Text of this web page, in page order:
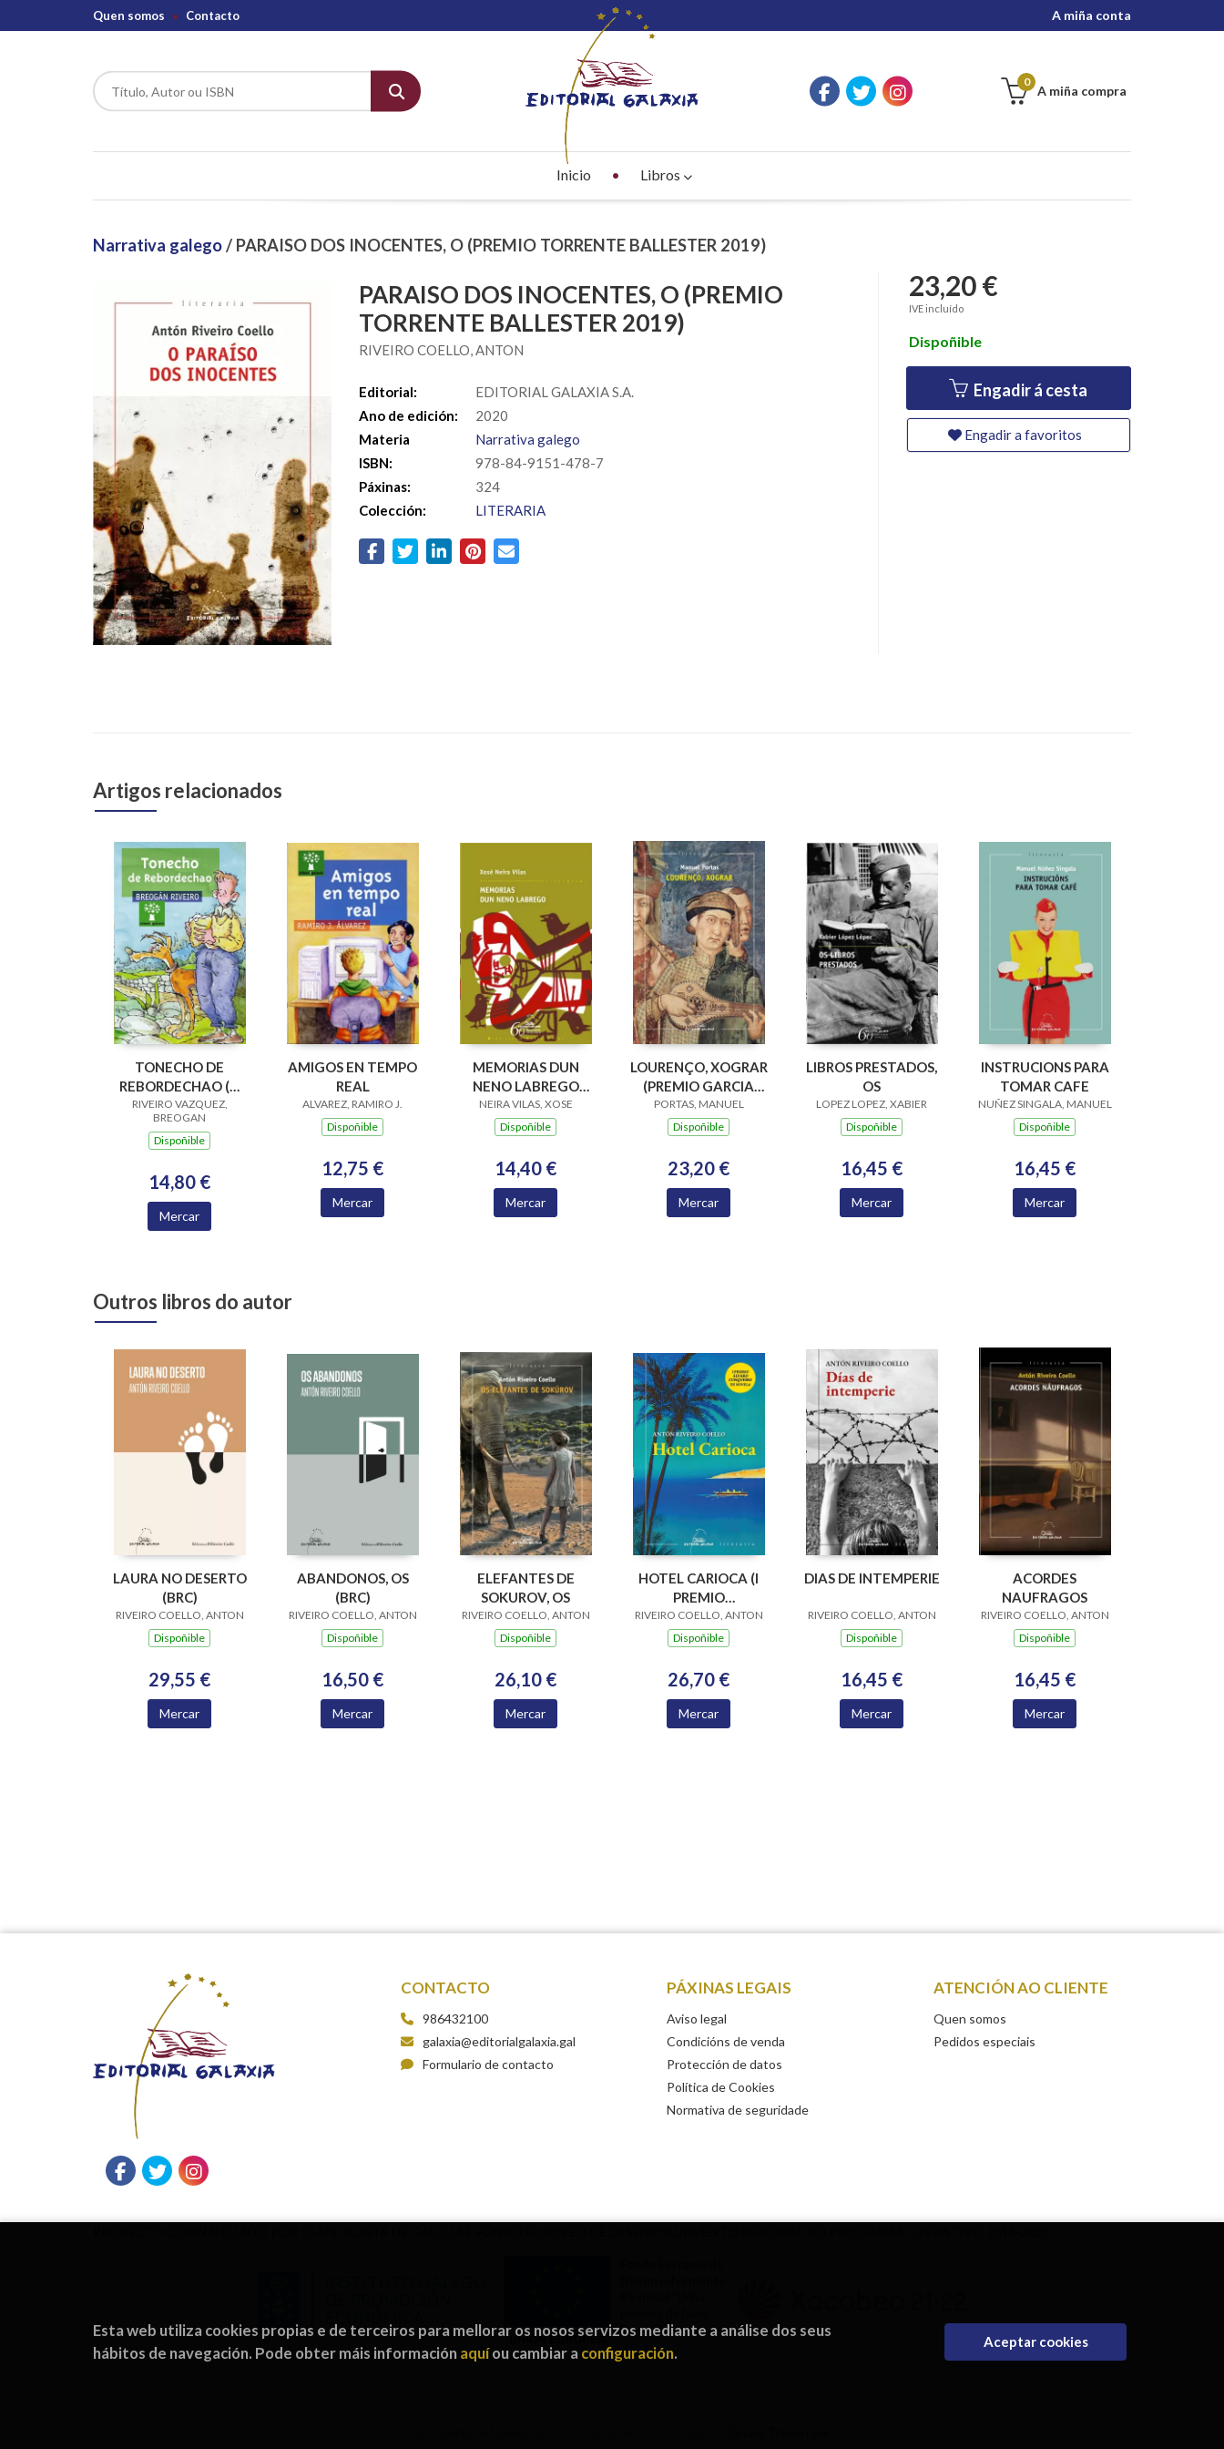
A miña conta
Quen somos Contacto
A miña compra
0
Inicio Libros
Narrativa galego/ PARAISO DOS INOCENTES, O (PREMIO TORRENTE BALLESTER 2019)
PARAISO DOS INOCENTES, O (PREMIO
TORRENTE BALLESTER 2019)
RIVEIRO COELLO, ANTON
Editorial:
EDITORIAL GALAXIA S.A.
Ano de edición:
2020
Materia
Narrativa galego
ISBN:
978-84-9151-478-7
Páxinas:
324
Colección:
LITERARIA
23,20 €
IVE incluído
Dispoñible
Engadir á cesta
Engadir a favoritos
Artigos relacionados
TONECHO DE
REBORDECHAO (V
PREMIO RAIÑA LUPA
2004)
RIVEIRO VAZQUEZ,
BREOGAN
Dispoñible
14,80 €
Mercar
AMIGOS EN TEMPO
REAL
ALVAREZ, RAMIRO J.
Dispoñible
12,75 €
Mercar
MEMORIAS DUN
NENO LABREGO
(B.N.VILAS)
NEIRA VILAS, XOSE
Dispoñible
14,40 €
Mercar
LOURENÇO, XOGRAR
(PREMIO GARCIA
BARROS 2015)
PORTAS, MANUEL
Dispoñible
23,20 €
Mercar
LIBROS PRESTADOS,
OS
LOPEZ LOPEZ, XABIER
Dispoñible
16,45 €
Mercar
INSTRUCIONS PARA
TOMAR CAFE
NUÑEZ SINGALA, MANUEL
Dispoñible
16,45 €
Mercar
Outros libros do autor
LAURA NO DESERTO
(BRC)
RIVEIRO COELLO, ANTON
Dispoñible
29,55 €
Mercar
ABANDONOS, OS
(BRC)
RIVEIRO COELLO, ANTON
Dispoñible
16,50 €
Mercar
ELEFANTES DE
SOKUROV, OS
RIVEIRO COELLO, ANTON
Dispoñible
26,10 €
Mercar
HOTEL CARIOCA (I
PREMIO
A.CUNQUEIRO
NOVELA 2022)
RIVEIRO COELLO, ANTON
Dispoñible
26,70 €
Mercar
DIAS DE INTEMPERIE
RIVEIRO COELLO, ANTON
Dispoñible
16,45 €
Mercar
ACORDES
NAUFRAGOS
RIVEIRO COELLO, ANTON
Dispoñible
16,45 €
Mercar
CONTACTO
986432100
galaxia@editorialgalaxia.gal
Formulario de contacto
PÁXINAS LEGAIS
Aviso legal
Condicións de venda
Protección de datos
Política de Cookies
Normativa de seguridade
ATENCIÓN AO CLIENTE
Quen somos
Pedidos especiais
Europa”
Esta web utiliza cookies propias e de terceiros para mellorar os nosos servizos mediante a análise dos seus
hábitos de navegación. Pode obter máis información aquíou cambiar a configuración.
Aceptar cookies